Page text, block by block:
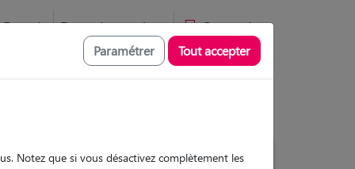
Favoris Devenir pet sitter Connexion
Paramétrer Tout accepter
Notez que si vous désactivez complètement les